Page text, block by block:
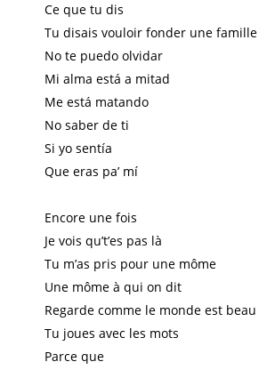
Ce que tu dis
Tu disais vouloir fonder une famille
No te puedo olvidar
Mi alma está a mitad
Me está matando
No saber de ti
Si yo sentía
Que eras pa’ mí
Encore une fois
Je vois qu’t’es pas là
Tu m’as pris pour une môme
Une môme à qui on dit
Regarde comme le monde est beau
Tu joues avec les mots
Parce que